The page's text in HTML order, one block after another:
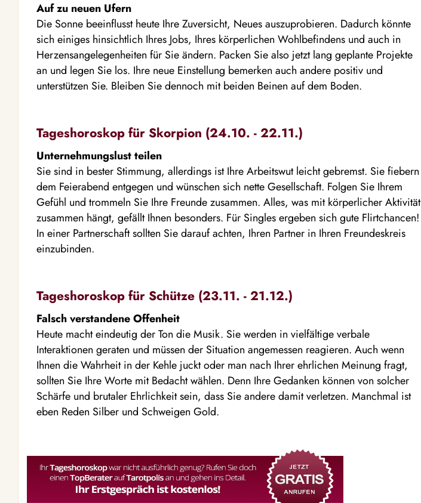
Auf zu neuen Ufern
Die Sonne beeinflusst heute Ihre Zuversicht, Neues auszuprobieren. Dadurch könnte
sich einiges hinsichtlich Ihres Jobs, Ihres körperlichen Wohlbefindens und auch in
Herzensangelegenheiten für Sie ändern. Packen Sie also jetzt lang geplante Projekte
an und legen Sie los. Ihre neue Einstellung bemerken auch andere positiv und
unterstützen Sie. Bleiben Sie dennoch mit beiden Beinen auf dem Boden.
Tageshoroskop für Skorpion (24.10. - 22.11.)
Unternehmungslust teilen
Sie sind in bester Stimmung, allerdings ist Ihre Arbeitswut leicht gebremst. Sie fiebern
dem Feierabend entgegen und wünschen sich nette Gesellschaft. Folgen Sie Ihrem
Gefühl und trommeln Sie Ihre Freunde zusammen. Alles, was mit körperlicher Aktivität
zusammen hängt, gefällt Ihnen besonders. Für Singles ergeben sich gute Flirtchancen!
In einer Partnerschaft sollten Sie darauf achten, Ihren Partner in Ihren Freundeskreis
einzubinden.
Tageshoroskop für Schütze (23.11. - 21.12.)
Falsch verstandene Offenheit
Heute macht eindeutig der Ton die Musik. Sie werden in vielfältige verbale
Interaktionen geraten und müssen der Situation angemessen reagieren. Auch wenn
Ihnen die Wahrheit in der Kehle juckt oder man nach Ihrer ehrlichen Meinung fragt,
sollten Sie Ihre Worte mit Bedacht wählen. Denn Ihre Gedanken können von solcher
Schärfe und brutaler Ehrlichkeit sein, dass Sie andere damit verletzen. Manchmal ist
eben Reden Silber und Schweigen Gold.